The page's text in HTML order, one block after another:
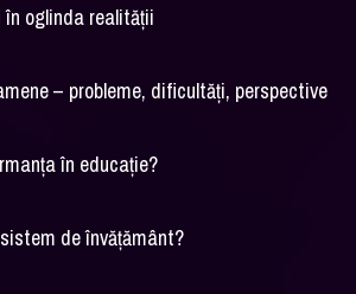
oglinda realității
– probleme, dificultăți, perspective
în educație?
de învățământ?